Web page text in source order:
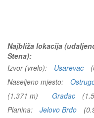
Najbliža lokacija
Stena):
Izvor (vrelo):
Usarevac
Naseljeno mjesto:
(1.371 m)
Gradac
Planina:
Jelovo Brdo